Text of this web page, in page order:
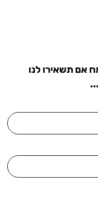
אם תשאירו לנו